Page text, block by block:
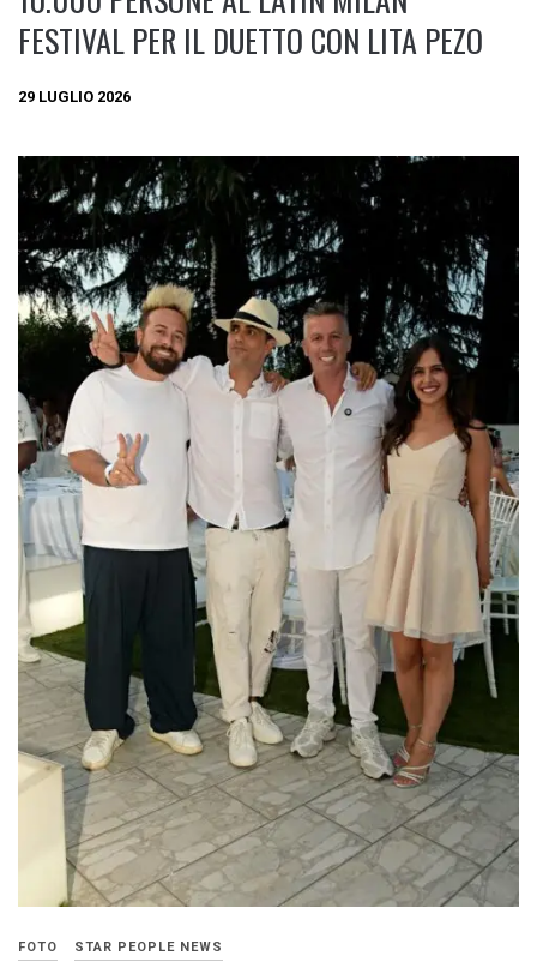
FESTIVAL PER IL DUETTO CON LITA PEZO
29 LUGLIO 2026
FOTO STAR PEOPLE NEWS